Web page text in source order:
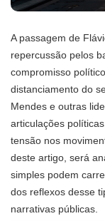
A passagem de
repercussão pelos
compromisso
distanciamento do
Mendes e outras
articulações
tensão nos
deste artigo, será
simples podem
dos reflexos desse
narrativas públicas.